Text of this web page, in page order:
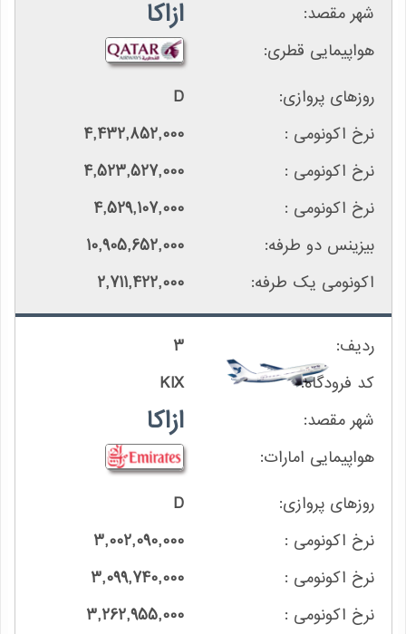
ازاکا
D
4,432,852,000
4,523,527,000
4,529,107,000
10,905,652,000
2,711,422,000
3
KIX
ازاکا
D
3,002,090,000
3,099,740,000
3,262,955,000